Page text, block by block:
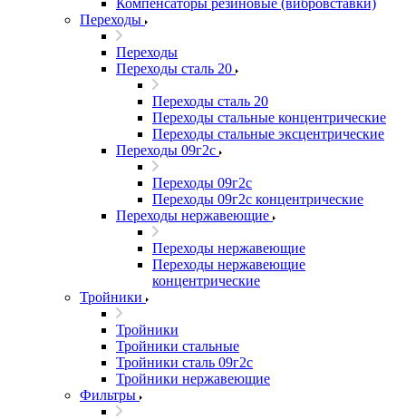
Компенсаторы резиновые (вибровставки)
Переходы
Переходы
Переходы сталь 20
Переходы сталь 20
Переходы стальные концентрические
Переходы стальные эксцентрические
Переходы 09г2с
Переходы 09г2с
Переходы 09г2с концентрические
Переходы нержавеющие
Переходы нержавеющие
Переходы нержавеющие
концентрические
Тройники
Тройники
Тройники стальные
Тройники сталь 09г2с
Тройники нержавеющие
Фильтры